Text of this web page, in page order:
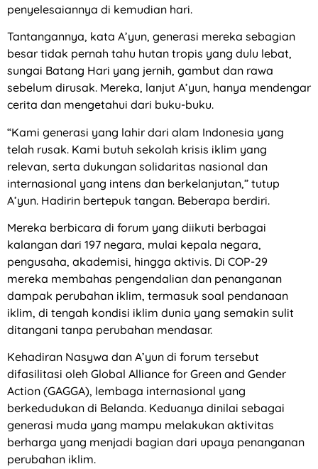
penyelesaiannya di kemudian hari.
Tantangannya, kata A’yun, generasi mereka sebagian
besar tidak pernah tahu hutan tropis yang dulu lebat,
sungai Batang Hari yang jernih, gambut dan rawa
sebelum dirusak. Mereka, lanjut A’yun, hanya mendengar
cerita dan mengetahui dari buku-buku.
“Kami generasi yang lahir dari alam Indonesia yang
telah rusak. Kami butuh sekolah krisis iklim yang
relevan, serta dukungan solidaritas nasional dan
internasional yang intens dan berkelanjutan,” tutup
A’yun. Hadirin bertepuk tangan. Beberapa berdiri.
Mereka berbicara di forum yang diikuti berbagai
kalangan dari 197 negara, mulai kepala negara,
pengusaha, akademisi, hingga aktivis. Di COP-29
mereka membahas pengendalian dan penanganan
dampak perubahan iklim, termasuk soal pendanaan
iklim, di tengah kondisi iklim dunia yang semakin sulit
ditangani tanpa perubahan mendasar.
Kehadiran Nasywa dan A’yun di forum tersebut
difasilitasi oleh Global Alliance for Green and Gender
Action (GAGGA), lembaga internasional yang
berkedudukan di Belanda. Keduanya dinilai sebagai
generasi muda yang mampu melakukan aktivitas
berharga yang menjadi bagian dari upaya penanganan
perubahan iklim.